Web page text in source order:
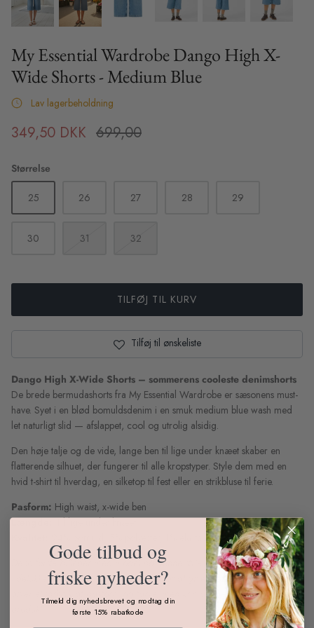
Sibin Linnebjerg
Sibin Linnebjerg Ponchos
UGG Boots
Stone Copenhagen Smykker
Pants -
XS S M L XL
- Beige
695,00 DKK
My Essential Wardrobe Dango High X-
Wide Shorts - Medium Blue
Lav lagerbeholdning
349,50 DKK 699,00
Størrelse
25 26 27 28 29
30 31 32
TILFØJ TIL KURV
Tilføj til ønskeliste
Dango High X-Wide Shorts – sommerens cooleste denimshorts
De brede bermudashorts fra My Essential Wardrobe er sæsonens must-
have. Syet i en blød bomuldsdenim i en smuk medium blue wash med
let naturligt slid — afslappet, cool og utrolig alsidig.
Den høje talje og de vide, lange ben til lige under knæet skaber en
flatterende silhuet, der fungerer til alle kropstyper. Style dem med en
hvid t-shirt til hverdag, en silketop til fest eller en strikbluse til ferie.
Pasform: High waist, x-wide ben
Længde:Til lige under knæet
De to første billeder med model på denne style er AI-genererede og
udelukkende vejledende. De er skabt for at give inspiration til styling og
giver et indtryk af pasform og farve, men kan afvige fra det faktiske
Gode tilbud og
friske nyheder?
Tilmeld dig nyhedsbrevet og modtag din
første 15% rabatkode